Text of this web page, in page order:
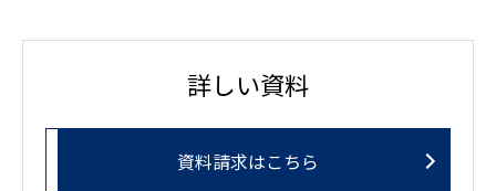
詳しい資料
資料請求はこちら